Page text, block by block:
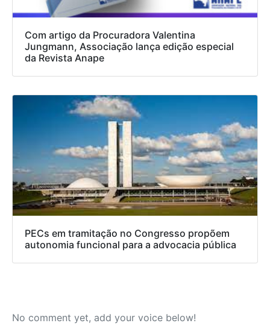
Com artigo da Procuradora Valentina
Jungmann, Associação lança edição especial
da Revista Anape
PECs em tramitação no Congresso propõem
autonomia funcional para a advocacia pública
No comment yet, add your voice below!